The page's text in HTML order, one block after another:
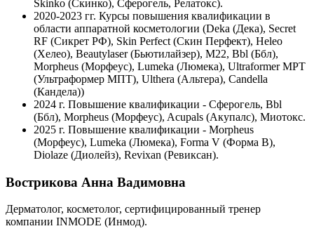
Skinko (Скинко), Сферогель, Релатокс).
2020-2023 гг. Курсы повышения квалификации в
области аппаратной косметологии (Deka (Дека), Secret
RF (Сикрет РФ), Skin Perfect (Скин Перфект), Heleo
(Хелео), Beautylaser (Бьютилайзер), М22, Bbl (Ббл),
Morpheus (Морфеус), Lumeka (Люмека), Ultraformer MPT
(Ультраформер МПТ), Ulthera (Альтера), Candella
(Кандела))
2024 г. Повышение квалификации - Сферогель, Bbl
(Ббл), Morpheus (Морфеус), Acupals (Акупалс), Миотокс.
2025 г. Повышение квалификации ‐ Morpheus
(Морфеус), Lumeka (Люмека), Forma V (Форма В),
Diolaze (Диолейз), Revixan (Ревиксан).
Вострикова Анна Вадимовна
Дерматолог, косметолог, сертифицированный тренер
компании INMODE (Инмод).